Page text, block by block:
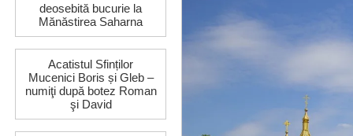
deosebită bucurie la
Mănăstirea Saharna
Acatistul Sfinților
Mucenici Boris și Gleb –
numiţi după botez Roman
şi David